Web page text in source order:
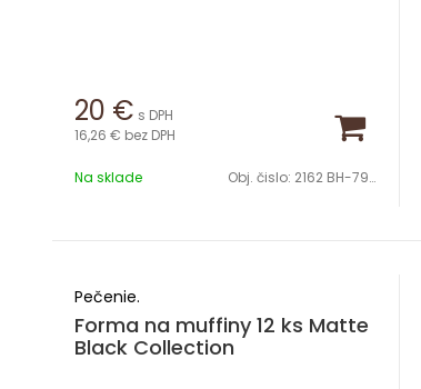
20 € s DPH
16,26 € bez DPH
Na sklade Obj. čislo: 2162 BH-7907
Pečenie.
Forma na muffiny 12 ks Matte
Black Collection